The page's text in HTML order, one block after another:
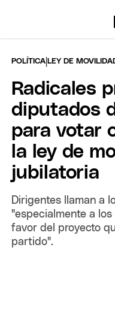
POLÍTICA |LEY DE
Radicales
diputados
para votar
la ley de
jubilatoria
Dirigentes llaman a
"especialmente a
favor del proyecto
partido".